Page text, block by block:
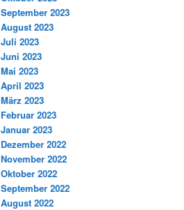
September 2023
August 2023
Juli 2023
Juni 2023
Mai 2023
April 2023
März 2023
Februar 2023
Januar 2023
Dezember 2022
November 2022
Oktober 2022
September 2022
August 2022